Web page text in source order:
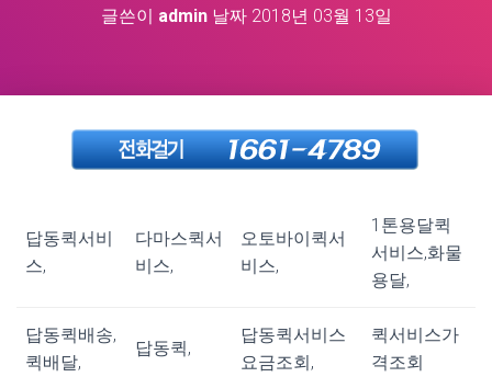
글쓴이 admin날짜 2018년 03월 13일
답동퀵서비
스,
다마스퀵서
비스,
오토바이퀵서
비스,
1톤용달퀵
서비스,화물
용달,
답동퀵배송,
퀵배달,
답동퀵,
답동퀵서비스
요금조회,
퀵서비스가
격조회